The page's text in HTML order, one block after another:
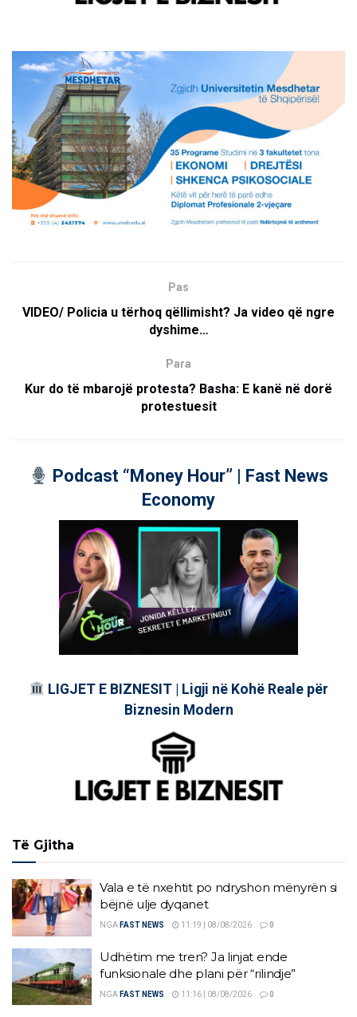
Pas
VIDEO/ Policia u tërhoq qëllimisht? Ja video që ngre
dyshime…
Para
Kur do të mbarojë protesta? Basha: E kanë në dorë
protestuesit
Podcast “Money Hour” | Fast News
Economy
LIGJET E BIZNESIT | Ligji në Kohë Reale për
Biznesin Modern
Të Gjitha
Vala e të nxehtit po ndryshon mënyrën si
bëjnë ulje dyqanet
NGA FAST NEWS 11:19 | 08/08/2026 0
Udhëtim me tren? Ja linjat ende
funksionale dhe plani për “rilindje”
NGA FAST NEWS 11:16 | 08/08/2026 0